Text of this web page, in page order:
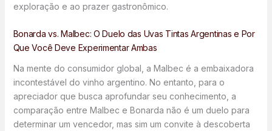
exploração e ao prazer gastronômico.
Bonarda vs. Malbec: O Duelo das Uvas Tintas Argentinas e Por
Que Você Deve Experimentar Ambas
Na mente do consumidor global, a Malbec é a embaixadora
incontestável do vinho argentino. No entanto, para o
apreciador que busca aprofundar seu conhecimento, a
comparação entre Malbec e Bonarda não é um duelo para
determinar um vencedor, mas sim um convite à descoberta